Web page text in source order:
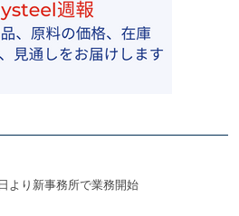
り新事務所で業務開始